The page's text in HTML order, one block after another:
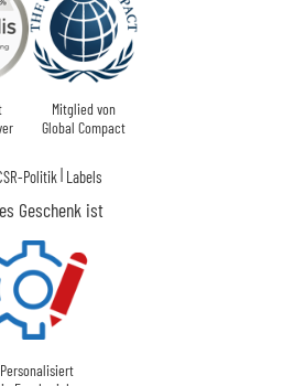
Mitglied von
Global Compact
Politik | Labels
Geschenk ist
Personalisiert